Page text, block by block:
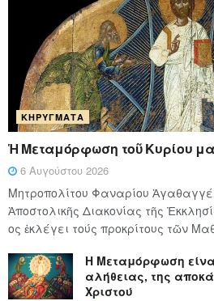
ΚΗΡΎΓΜΑΤΑ
Ἡ Μεταμόρφωση τοῦ Κυρίου
6 Αυγούστου 2026
Μητροπολίτου Φαναρίου
Ἀποστολικῆς Διακονίας τῆς
ος ἐκλέγει τούς προ­κρί­τους τῶν
Η Μεταμόρφωση
αλήθειας, της
Χριστού